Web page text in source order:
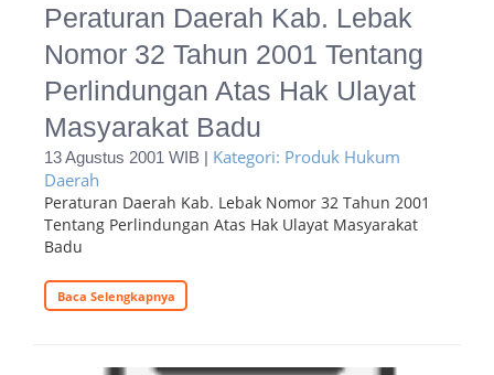
Peraturan Daerah Kab. Lebak
Nomor 32 Tahun 2001 Tentang
Perlindungan Atas Hak Ulayat
Masyarakat Badu
13 Agustus 2001 WIB | Kategori: Produk Hukum
Daerah
Peraturan Daerah Kab. Lebak Nomor 32 Tahun 2001
Tentang Perlindungan Atas Hak Ulayat Masyarakat
Badu
Baca Selengkapnya